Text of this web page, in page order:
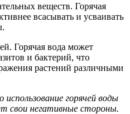
веществ. Горячая
всасывать и усваивать
Горячая вода может
и бактерий, что
растений различными
горячей воды
свои негативные стороны.